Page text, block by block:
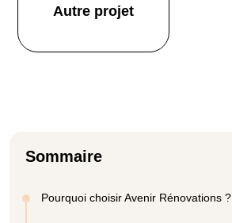
Autre projet
Sommaire
Pourquoi choisir Avenir Rénovations ?